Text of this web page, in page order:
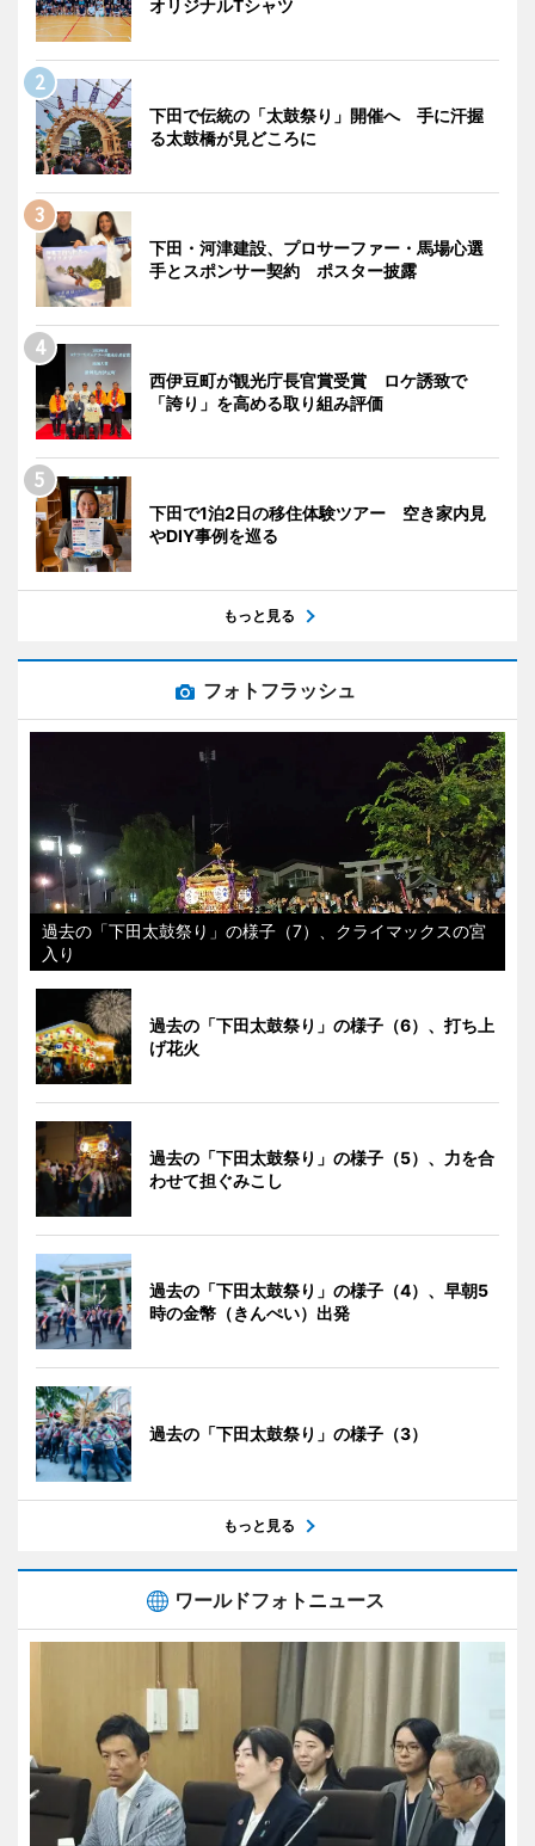
オリジナルTシャツ
下田で伝統の「太鼓祭り」開催へ 手に汗握
る太鼓橋が見どころに
下田・河津建設、プロサーファー・馬場心選
手とスポンサー契約 ポスター披露
西伊豆町が観光庁長官賞受賞 ロケ誘致で
「誇り」を高める取り組み評価
下田で1泊2日の移住体験ツアー 空き家内見
やDIY事例を巡る
もっと見る
フォトフラッシュ
過去の「下田太鼓祭り」の様子（7）、クライマックスの宮
入り
過去の「下田太鼓祭り」の様子（6）、打ち上
げ花火
過去の「下田太鼓祭り」の様子（5）、力を合
わせて担ぐみこし
過去の「下田太鼓祭り」の様子（4）、早朝5
時の金幣（きんぺい）出発
過去の「下田太鼓祭り」の様子（3）
もっと見る
ワールドフォトニュース